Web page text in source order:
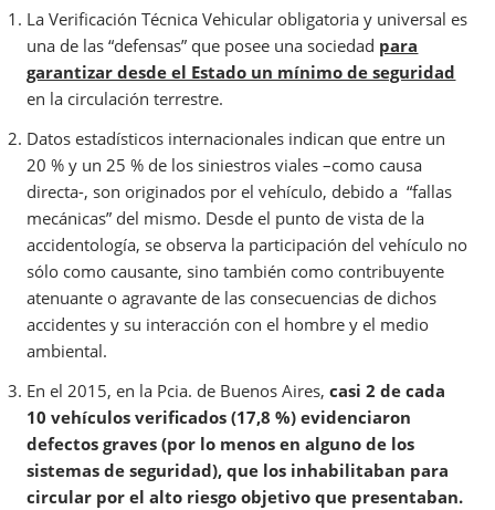
La Verificación Técnica Vehicular obligatoria y universal es
una de las “defensas” que posee una sociedad para
garantizar desde el Estado un mínimo de seguridad
en la circulación terrestre.
Datos estadísticos internacionales indican que entre un
20 % y un 25 % de los siniestros viales –como causa
directa-, son originados por el vehículo, debido a “fallas
mecánicas” del mismo. Desde el punto de vista de la
accidentología, se observa la participación del vehículo no
sólo como causante, sino también como contribuyente
atenuante o agravante de las consecuencias de dichos
accidentes y su interacción con el hombre y el medio
ambiental.
En el 2015, en la Pcia. de Buenos Aires,casi 2 de cada
10 vehículos verificados (17,8 %) evidenciaron
defectos graves (por lo menos en alguno de los
sistemas de seguridad), que los inhabilitaban para
circular por el alto riesgo objetivo que presentaban.